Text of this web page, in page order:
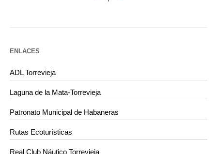
ENLACES
ADL Torrevieja
Laguna de la Mata-Torrevieja
Patronato Municipal de Habaneras
Rutas Ecoturísticas
Real Club Náutico Torrevieja